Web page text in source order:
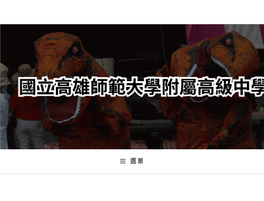
轉
要
內
容
選單